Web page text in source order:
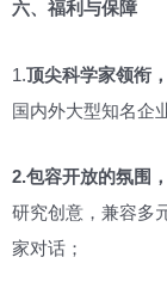
六、福利与保障
1.顶尖科学家领衔
国内外大型知名企
2.包容开放的氛围
研究创意，兼容多
家对话；